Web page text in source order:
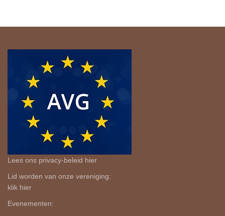
Lees ons privacy-beleid hier
Lid worden van onze vereniging:
klik hier
Evenementen: